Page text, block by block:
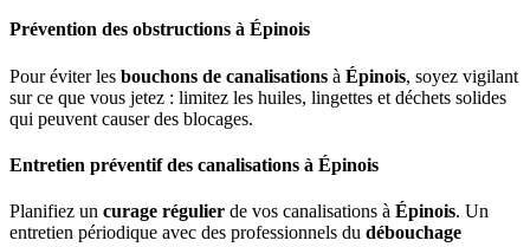
Prévention des obstructions à Épinois
Pour éviter les bouchons de canalisations à Épinois, soyez vigilant
sur ce que vous jetez : limitez les huiles, lingettes et déchets solides
qui peuvent causer des blocages.
Entretien préventif des canalisations à Épinois
Planifiez un curage régulier de vos canalisations à Épinois. Un
entretien périodique avec des professionnels du débouchage